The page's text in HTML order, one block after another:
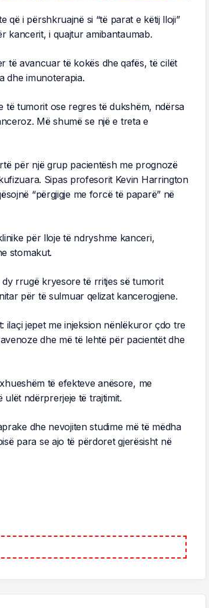
i përshkruajnë si “të parat e këtij lloji”
kancerit, i quajtur amibantaumab.
të avancuar të kokës dhe qafës, të cilët
dhe imunoterapia.
të tumorit ose regres të dukshëm, ndërsa
Më shumë se një e treta e
për një grup pacientësh me prognozë
Sipas profesorit Kevin Harrington
“përgjigje me forcë të paparë” në
për lloje të ndryshme kanceri,
stomakut.
rrugë kryesore të rritjes së tumorit
për të sulmuar qelizat kancerogjene.
ilaçi jepet me injeksion nënlëkuror çdo tre
dhe më të lehtë për pacientët dhe
të efekteve anësore, me
ulët ndërprerjeje të trajtimit.
dhe nevojiten studime më të mëdha
para se ajo të përdoret gjerësisht në